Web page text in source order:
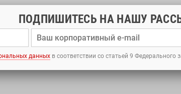
ПО
ПО (обратная разработка)
искусственного интеллекта в бизнес: от аудита до экспертного
ПАРТНЕРЫПРОЕКТЫКОМПАНИЯ ПРЕСС-ЦЕНТР
ПОДПИШИТЕСЬ НА НАШУ
данных в соответствии со статьей 9